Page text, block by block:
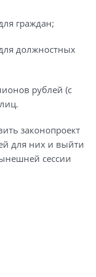
граждан;
должностных
рублей (с
законопроект
для них и выйти
сессии